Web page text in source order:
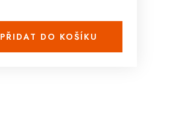
PŘIDAT DO KOŠÍKU